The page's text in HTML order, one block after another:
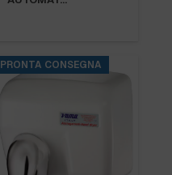
PRONTA CONSEGNA